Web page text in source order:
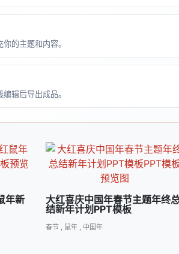
的主题和内容。
辑后导出成品。
年新
大红喜庆中国年春节主题年终
结新年计划PPT模板
春节 鼠年 中国年